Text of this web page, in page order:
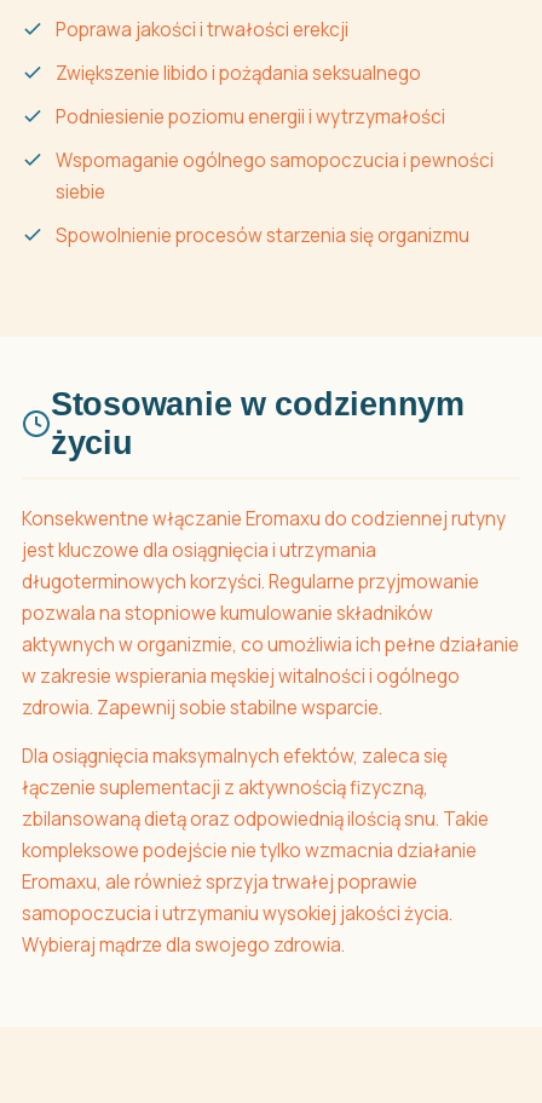
Poprawa jakości i trwałości erekcji
Zwiększenie libido i pożądania seksualnego
Podniesienie poziomu energii i wytrzymałości
Wspomaganie ogólnego samopoczucia i pewności
siebie
Spowolnienie procesów starzenia się organizmu
Stosowanie w codziennym
życiu
Konsekwentne włączanie Eromaxu do codziennej rutyny
jest kluczowe dla osiągnięcia i utrzymania
długoterminowych korzyści. Regularne przyjmowanie
pozwala na stopniowe kumulowanie składników
aktywnych w organizmie, co umożliwia ich pełne działanie
w zakresie wspierania męskiej witalności i ogólnego
zdrowia. Zapewnij sobie stabilne wsparcie.
Dla osiągnięcia maksymalnych efektów, zaleca się
łączenie suplementacji z aktywnością fizyczną,
zbilansowaną dietą oraz odpowiednią ilością snu. Takie
kompleksowe podejście nie tylko wzmacnia działanie
Eromaxu, ale również sprzyja trwałej poprawie
samopoczucia i utrzymaniu wysokiej jakości życia.
Wybieraj mądrze dla swojego zdrowia.